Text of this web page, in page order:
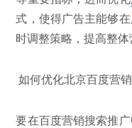
式，使得广告主能够
时调整策略，提高整体
如何优化北京百度营
要在百度营销搜索推